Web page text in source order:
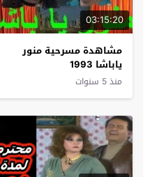
03:15:20
مشاهدة مسرحية منور
ياباشا 1993
منذ 5 سنوات